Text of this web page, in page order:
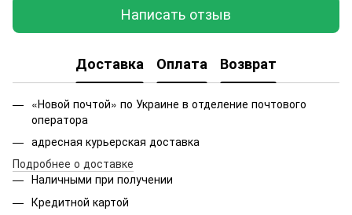
Написать отзыв
Доставка Оплата Возврат
«Новой почтой» по Украине в отделение почтового
оператора
адресная курьерская доставка
Подробнее о доставке
Наличными при получении
Кредитной картой